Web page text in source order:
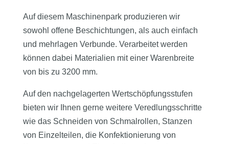
Auf diesem Maschinenpark produzieren wir
sowohl offene Beschichtungen, als auch einfach
und mehrlagen Verbunde. Verarbeitet werden
können dabei Materialien mit einer Warenbreite
von bis zu 3200 mm.
Auf den nachgelagerten Wertschöpfungsstufen
bieten wir Ihnen gerne weitere Veredlungsschritte
wie das Schneiden von Schmalrollen, Stanzen
von Einzelteilen, die Konfektionierung von